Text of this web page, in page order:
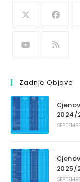
Zadnje Objave
2024/
2025/